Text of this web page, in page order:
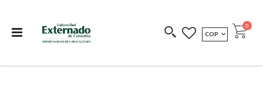
COEDICIONES REDIMIR CÓDIGO
MONEDA
COP Cart
0